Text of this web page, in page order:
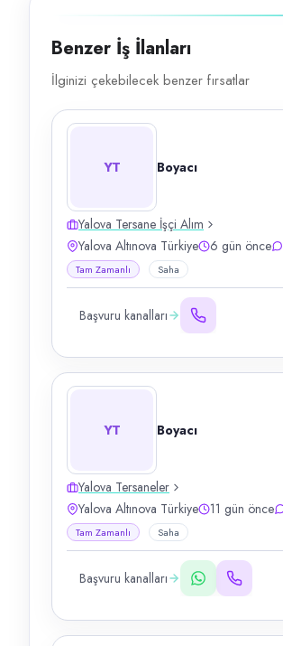
Benzer İş İlanları
İlginizi çekebilecek benzer fırsatlar
YT Boyacı
Yalova Tersane İşçi Alım
Yalova Altınova Türkiye
6 gün önce
Tam Zamanlı Saha
Başvuru kanalları
YT Boyacı
Yalova Tersaneler
Yalova Altınova Türkiye
11 gün önce
Tam Zamanlı Saha
Başvuru kanalları